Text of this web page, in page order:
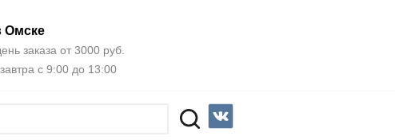
Омске
заказа от 3000 руб.
с 9:00 до 13:00